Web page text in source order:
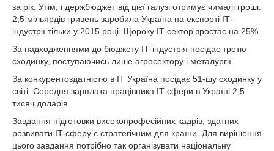
за рік. Утім, і держбюджет від цієї галузі отримує чималі гроші.
2,5 мільярдів гривень заробила Україна на експорті IT-
індустрії тільки у 2015 році. Щороку IT-сектор зростає на 25%.
За надходженнями до бюджету ІТ-індустрія посідає третю
сходинку, поступаючись лише агросектору і металургії.
За конкурентоздатністю в IT Україна посідає 51-шу сходинку у
світі. Середня зарплата працівника IT-сфери в Україні 2,5
тисяч доларів.
Завдання підготовки високопрофесійних кадрів, здатних
розвивати IT-сферу є стратегічним для країни. Для вирішення
цього завдання потрібно так організувати національну